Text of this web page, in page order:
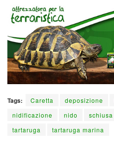
Tags: Caretta deposizione
nidificazione
nido schiusa
tartaruga
tartaruga marina